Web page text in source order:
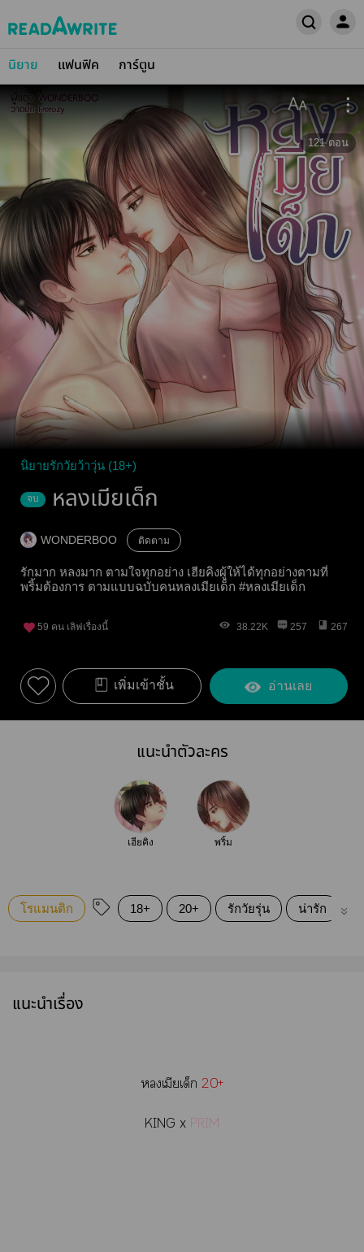
นิยาย แฟนฟิค การ์ตูน
121 ตอน
นิยายรักวัยว้าวุ่น (18+)
จบ หลงเมียเด็ก
WONDERBOO ติดตาม
รักมาก หลงมาก ตามใจทุกอย่าง เฮียคิงผู้ให้ได้ทุกอย่างตามที่
พริ้มต้องการ ตามแบบฉบับคนหลงเมียเด็ก #หลงเมียเด็ก
59 คน เลิฟเรื่องนี้ 38.22K 257 267
เพิ่มเข้าชั้น อ่านเลย
แนะนำตัวละคร
เฮียคิง พริ้ม
โรแมนติก 18+ 20+ รักวัยรุ่น น่ารัก
แนะนำเรื่อง
เมียเด็ก 20+
KING x PRIM